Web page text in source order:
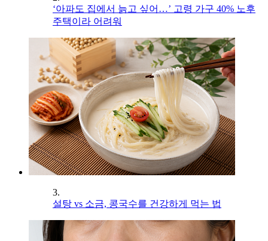
‘아파도 집에서 늙고 싶어…’ 고령 가구 40% 노후
주택이라 어려워
3.
설탕 vs 소금, 콩국수를 건강하게 먹는 법